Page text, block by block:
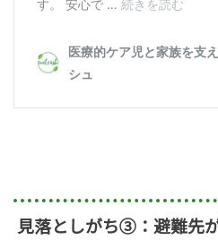
見落としがち③：避難先